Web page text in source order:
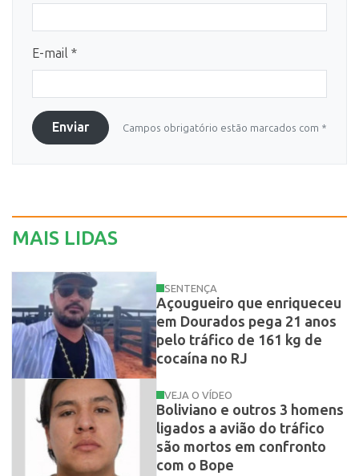
E-mail *
Enviar Campos obrigatório estão marcados com *
MAIS LIDAS
SENTENÇA
Açougueiro que enriqueceu
em Dourados pega 21 anos
pelo tráfico de 161 kg de
cocaína no RJ
VEJA O VÍDEO
Boliviano e outros 3 homens
ligados a avião do tráfico
são mortos em confronto
com o Bope